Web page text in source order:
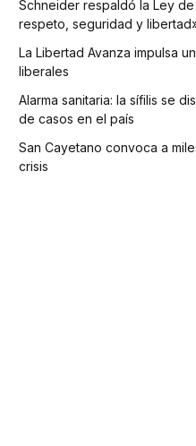
Schneider respaldó la Ley
respeto, seguridad y
La Libertad Avanza impulsa
liberales
Alarma sanitaria: la sífilis se
de casos en el país
San Cayetano convoca a
crisis